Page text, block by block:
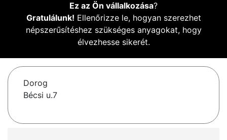
Ez az Ön vállalkozása?
Gratulálunk! Ellenőrizze le, hogyan szerezhet
népszerűsítéshez szükséges anyagokat, hogy
élvezhesse sikerét.
Dorog
Bécsi u.7